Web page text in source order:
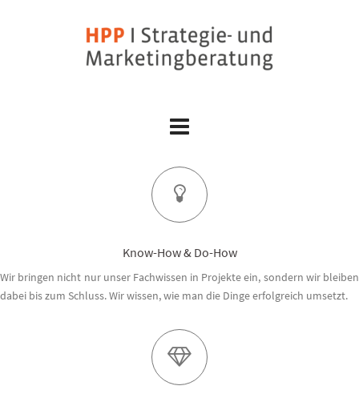
Know-How & Do-How
Wir bringen nicht nur unser Fachwissen in Projekte ein, sondern wir bleiben
dabei bis zum Schluss. Wir wissen, wie man die Dinge erfolgreich umsetzt.